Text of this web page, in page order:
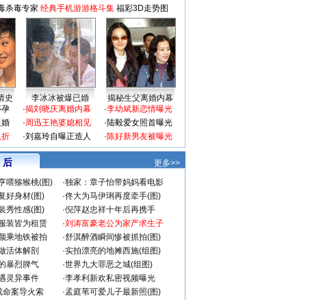
杀毒专家 经典手机游游格斗集 福彩3D走势图
史 李冰冰被爆已婚
揭秘生父离婚内幕
孕
·揭刘晓庆离婚内幕
·周迅王艳婆媳相见
·刘嘉玲自曝正造人
·李幼斌新恋情曝光
·陆毅爱女照首曝光
·陈好新男友被曝光
后
更多>>
喂猕猴桃(图) ·独家：章子怡带妈妈看电影
好身材(图) ·佟大为马伊琍再度牵手(图)
秀性感(图) ·倪萍赵忠祥十年后再携手
装皆为租赁 ·刘涛富豪老公为家产求生子
乘地铁被拍 ·舒淇醉酒瞬间惨被抓拍(图)
活体解剖 ·实拍漂亮的地摊西施(组图)
暴烈脾气 ·世界九大罪恶之城(组图)
灵异事件 ·李孝利新欢私密视频曝光
命案导火索 ·孟庭苇可爱儿子最新照(图)